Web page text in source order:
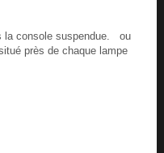
la console suspendue. ou
près de chaque lampe